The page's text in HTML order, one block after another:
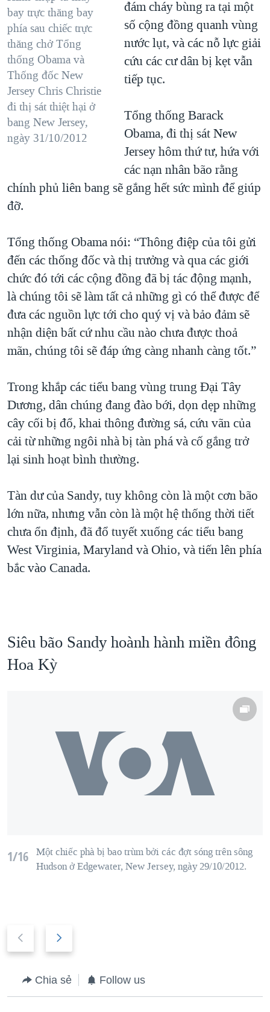
bay trực thăng bay
phía sau chiếc trực
thăng chở Tổng
thống Obama và
Thống đốc New
Jersey Chris Christie
đi thị sát thiệt hại ở
bang New Jersey,
ngày 31/10/2012
đám cháy bùng ra tại một
số cộng đồng quanh vùng
nước lụt, và các nỗ lực giải
cứu các cư dân bị kẹt vẫn
tiếp tục.
Tổng thống Barack
Obama, đi thị sát New
Jersey hôm thứ tư, hứa với
các nạn nhân bão rằng
chính phủ liên bang sẽ gắng hết sức mình để giúp
đỡ.
Tổng thống Obama nói: “Thông điệp của tôi gửi
đến các thống đốc và thị trưởng và qua các giới
chức đó tới các cộng đồng đã bị tác động mạnh,
là chúng tôi sẽ làm tất cả những gì có thể được để
đưa các nguồn lực tới cho quý vị và bảo đảm sẽ
nhận diện bất cứ nhu cầu nào chưa được thoả
mãn, chúng tôi sẽ đáp ứng càng nhanh càng tốt.”
Trong khắp các tiểu bang vùng trung Ðại Tây
Dương, dân chúng đang đào bới, dọn dẹp những
cây cối bị đổ, khai thông đường sá, cứu vãn của
cải từ những ngôi nhà bị tàn phá và cố gắng trở
lại sinh hoạt bình thường.
Tàn dư của Sandy, tuy không còn là một cơn bão
lớn nữa, nhưng vẫn còn là một hệ thống thời tiết
chưa ổn định, đã đổ tuyết xuống các tiểu bang
West Virginia, Maryland và Ohio, và tiến lên phía
bắc vào Canada.
Siêu bão Sandy hoành hành miền đông
Hoa Kỳ
1/16 Một chiếc phà bị bao trùm bởi các đợt sóng trên sông
Hudson ởEdgewater, New Jersey, ngày 29/10/2012.
r
e
t
Chia sẻ Follow us